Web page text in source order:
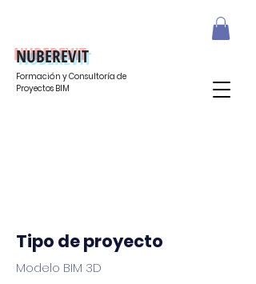
NUBEREVIT
Formación y Consultoría de
Proyectos BIM
Tipo de proyecto
Modelo BIM 3D